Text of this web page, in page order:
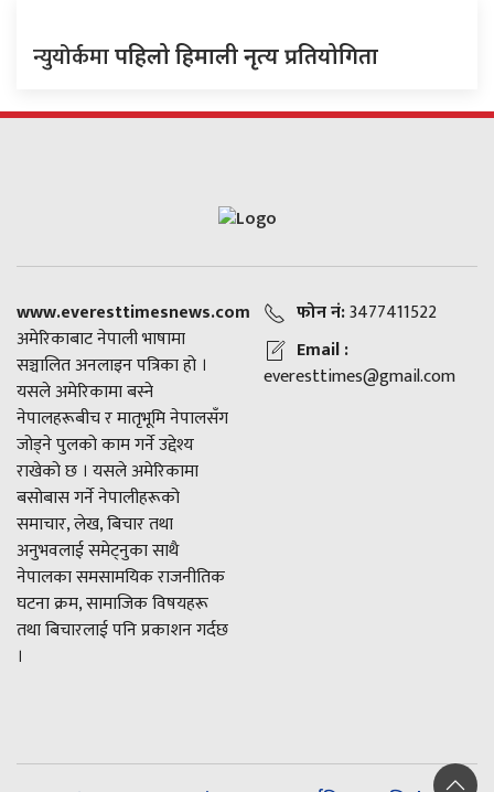
न्युयोर्कमापहिलो हिमाली नृत्य प्रतियोगिता
www.everesttimesnews.com
अमेरिकाबाट नेपाली भाषामा
सञ्चालित अनलाइन पत्रिका हो ।
यसले अमेरिकामा बस्ने
नेपालहरूबीच र मातृभूमि नेपालसँग
जोड्ने पुलको काम गर्ने उद्देश्य
राखेको छ । यसले अमेरिकामा
बसोबास गर्ने नेपालीहरूको
समाचार, लेख, बिचार तथा
अनुभवलाई समेट्नुका साथै
नेपालका समसामयिक राजनीतिक
घटना क्रम, सामाजिक विषयहरू
तथा बिचारलाई पनि प्रकाशन गर्दछ
।
फोन नं:3477411522
Email :
everesttimes@gmail.com